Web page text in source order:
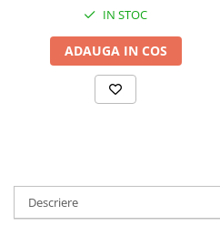
IN STOC
ADAUGA IN COS
Descriere